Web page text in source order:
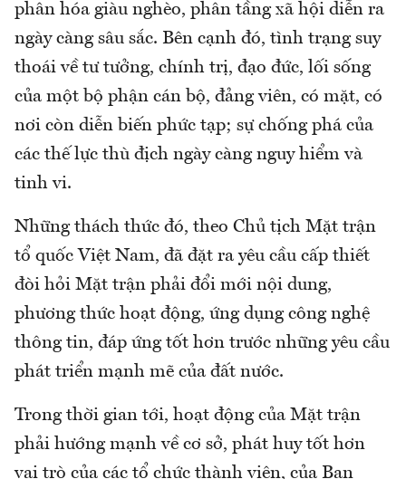
phân hóa giàu nghèo, phân tầng xã hội diễn ra
ngày càng sâu sắc. Bên cạnh đó, tình trạng suy
thoái về tư tưởng, chính trị, đạo đức, lối sống
của một bộ phận cán bộ, đảng viên, có mặt, có
nơi còn diễn biến phức tạp; sự chống phá của
các thế lực thù địch ngày càng nguy hiểm và
tinh vi.
Những thách thức đó, theo Chủ tịch Mặt trận
tổ quốc Việt Nam, đã đặt ra yêu cầu cấp thiết
đòi hỏi Mặt trận phải đổi mới nội dung,
phương thức hoạt động, ứng dụng công nghệ
thông tin, đáp ứng tốt hơn trước những yêu cầu
phát triển mạnh mẽ của đất nước.
Trong thời gian tới, hoạt động của Mặt trận
phải hướng mạnh về cơ sở, phát huy tốt hơn
vai trò của các tổ chức thành viên, của Ban